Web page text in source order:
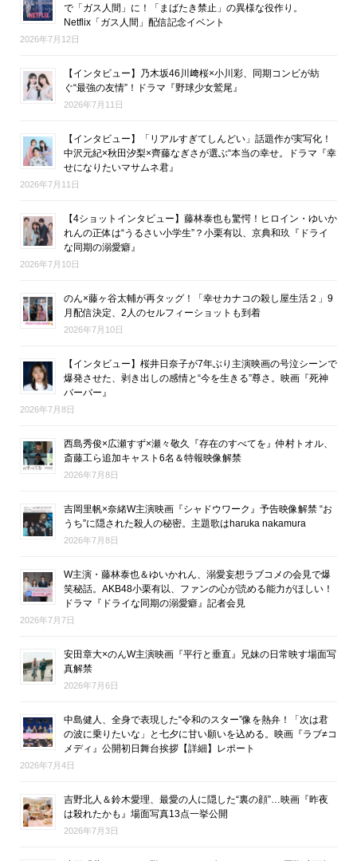
で「ガス人間」に！「まばたき禁止」の異様な役作り。
Netflix「ガス人間」配信記念イベント
2026年7月12日
【インタビュー】乃木坂46川﨑桜×小川彩、同期コンビが紡
ぐ“最強の友情”！ドラマ『野球少女鷲尾』
2026年7月11日
【インタビュー】「リアルすぎてしんどい」話題作が実写化！
中沢元紀×秋田汐梨×齊藤なぎさが選ぶ“本当の幸せ。ドラマ『幸
せになりたいマサムネ君』
2026年7月11日
【4ショットインタビュー】藤林泰也も驚愕！ヒロイン・ゆいか
れんの正体は“うるさい小学生”？小栗有以、京典和玖『ドライ
な同期の溺愛癖』
2026年7月10日
のん×藤ヶ谷太輔が再タッグ！「幸せカナコの殺し屋生活２」9
月配信決定、2人のセルフィーショットも到着
2026年7月10日
【インタビュー】桜井日奈子が7年ぶり主演映画の号泣シーンで
爆発させた、剥き出しの感情と“今を生きる”尊さ。映画『死神
バーバー』
2026年7月8日
西島秀俊×広瀬すず×瀬々敬久『存在のすべてを』仲村トオル、
斎藤工ら追加キャスト6名＆特報映像解禁
2026年7月8日
吉岡里帆×奈緒W主演映画『シャドウワーク』予告映像解禁 “お
うち”に隠された殺人の秘密。主題歌はharuka nakamura
2026年7月8日
W主演・藤林泰也＆ゆいかれん、溺愛妄想ラブコメの会見で爆
笑秘話。AKB48小栗有以、ファンの心が読める能力がほしい！
ドラマ『ドライな同期の溺愛癖』記者会見
2026年7月7日
安田章大×のんW主演映画『平行と垂直』兄妹の日常映す場面写
真解禁
2026年7月6日
中島健人、全身で表現した“令和のスター”像を熱弁！「次は君
の波に乗りたいな」と七夕に甘い願いを込める。映画『ラブ≠コ
メディ』公開初日舞台挨拶【詳細】レポート
2026年7月4日
吉野北人＆鈴木愛理、最愛の人に隠した“裏の顔”…映画『昨夜
は殺れたかも』場面写真13点一挙公開
2026年7月3日